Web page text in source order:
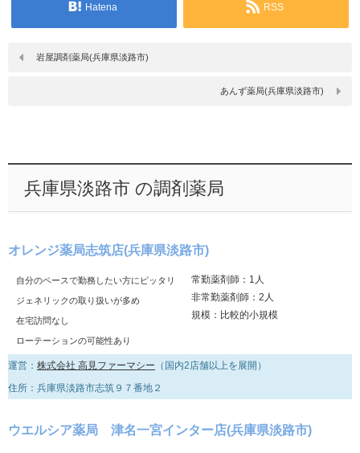
Hatena RSS
岩屋調剤薬局(兵庫県淡路市)
あんず薬局(兵庫県淡路市)
兵庫県淡路市 の調剤薬局
オレンジ薬局志筑店(兵庫県淡路市)
自分のペースで勤務したい方にピッタリ
ジェネリックの取り扱いが多め
在宅訪問なし
ローテーションの可能性あり
常勤薬剤師：1人
非常勤薬剤師：2人
規模：比較的小規模
運営： 株式会社 高見ファーマシー （国内2店舗以上を展開）
住所：兵庫県淡路市志筑９７番地２
ウエルシア薬局 津名一宮インター店(兵庫県淡路市)